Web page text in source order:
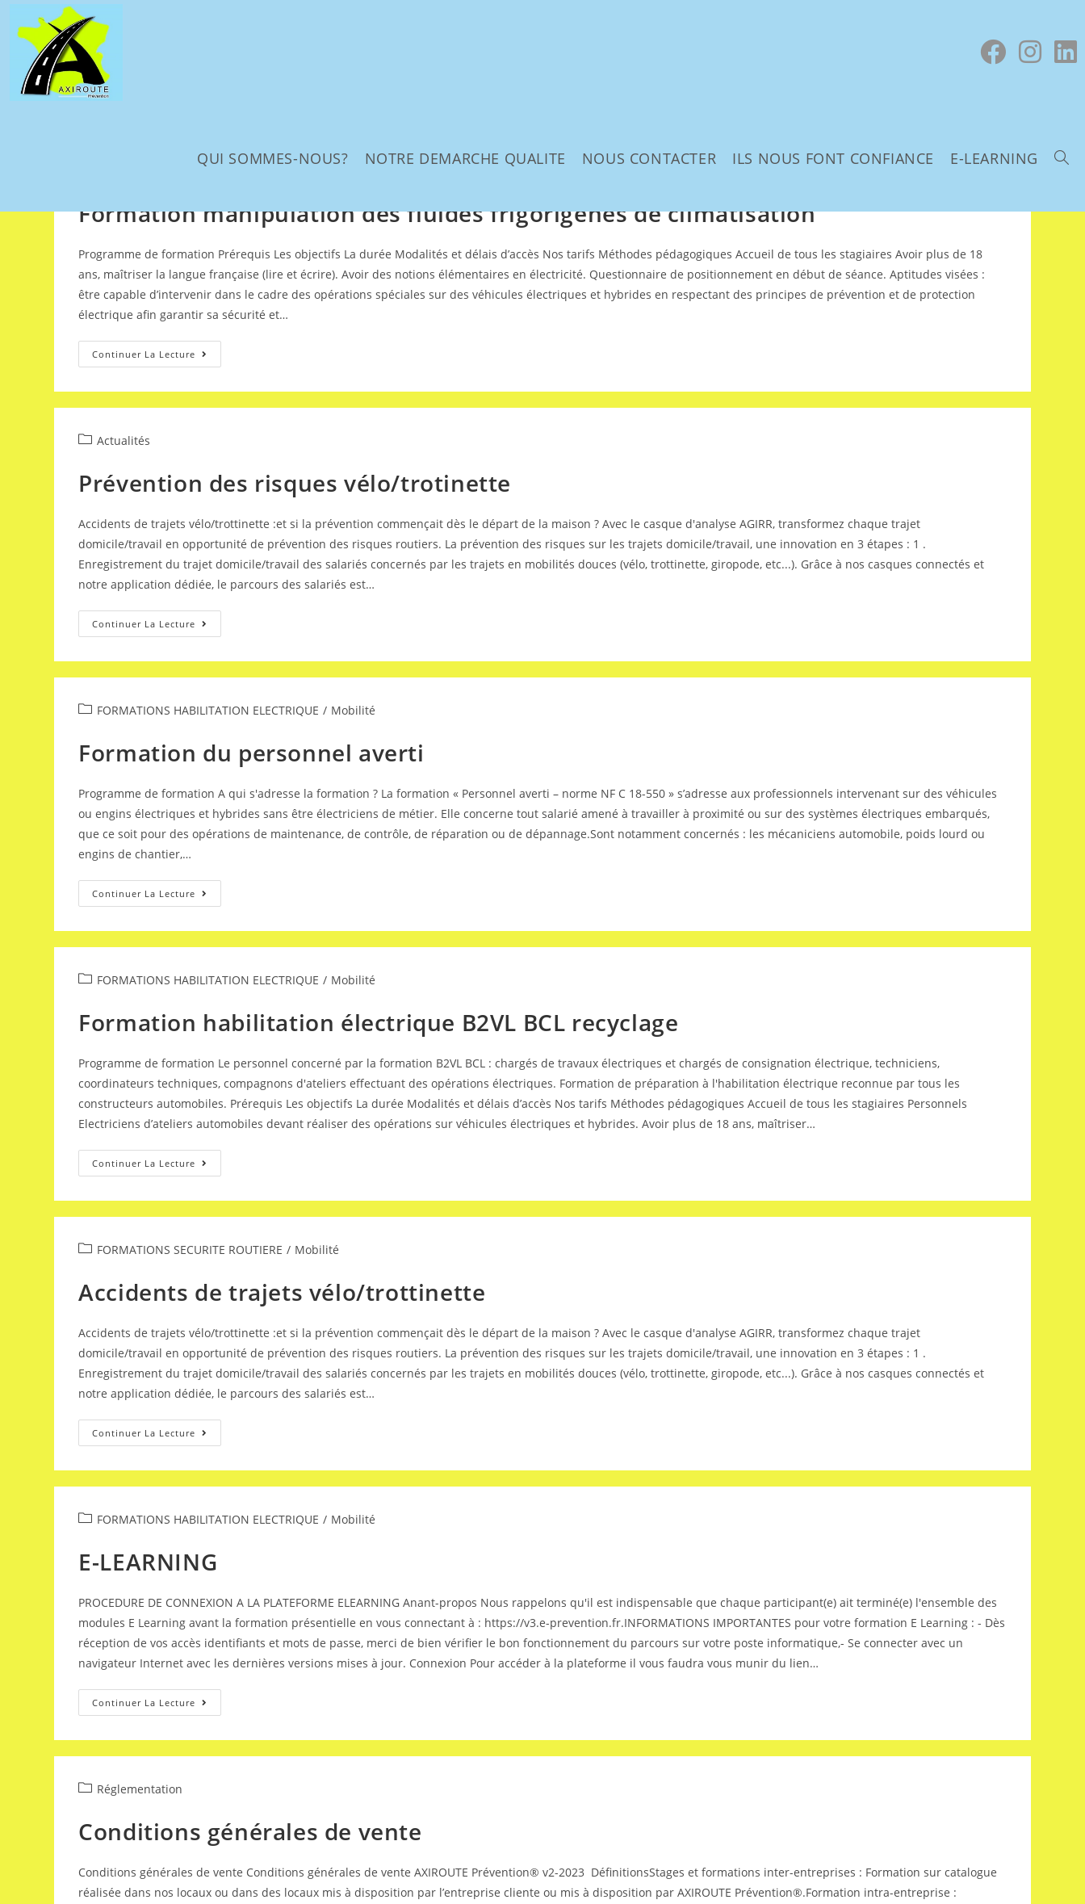
QUI SOMMES-NOUS? NOTRE DEMARCHE QUALITE NOUS CONTACTER ILS NOUS FONT CONFIANCE E-LEARNING
FORMATIONS HABILITATION ELECTRIQUE​
Formation manipulation des fluides frigorigènes de climatisation
Programme de formation Prérequis Les objectifs La durée Modalités et délais d’accès Nos tarifs Méthodes pédagogiques Accueil de tous les stagiaires Avoir plus de 18
ans, maîtriser la langue française (lire et écrire). Avoir des notions élémentaires en électricité. Questionnaire de positionnement en début de séance. Aptitudes visées :
être capable d’intervenir dans le cadre des opérations spéciales sur des véhicules électriques et hybrides en respectant des principes de prévention et de protection
électrique afin garantir sa sécurité et…
Continuer La Lecture
Actualités
Prévention des risques vélo/trotinette
Accidents de trajets vélo/trottinette :et si la prévention commençait dès le départ de la maison ? Avec le casque d'analyse AGIRR, transformez chaque trajet
domicile/travail en opportunité de prévention des risques routiers. La prévention des risques sur les trajets domicile/travail, une innovation en 3 étapes : 1 .
Enregistrement du trajet domicile/travail des salariés concernés par les trajets en mobilités douces (vélo, trottinette, giropode, etc...). Grâce à nos casques connectés et
notre application dédiée, le parcours des salariés est…
Continuer La Lecture
FORMATIONS HABILITATION ELECTRIQUE​ / Mobilité
Formation du personnel averti
Programme de formation A qui s'adresse la formation ? La formation « Personnel averti – norme NF C 18-550 » s’adresse aux professionnels intervenant sur des véhicules
ou engins électriques et hybrides sans être électriciens de métier. Elle concerne tout salarié amené à travailler à proximité ou sur des systèmes électriques embarqués,
que ce soit pour des opérations de maintenance, de contrôle, de réparation ou de dépannage.Sont notamment concernés : les mécaniciens automobile, poids lourd ou
engins de chantier,…
Continuer La Lecture
FORMATIONS HABILITATION ELECTRIQUE​ / Mobilité
Formation habilitation électrique B2VL BCL recyclage
Programme de formation Le personnel concerné par la formation B2VL BCL : chargés de travaux électriques et chargés de consignation électrique, techniciens,
coordinateurs techniques, compagnons d'ateliers effectuant des opérations électriques. Formation de préparation à l'habilitation électrique reconnue par tous les
constructeurs automobiles. Prérequis Les objectifs La durée Modalités et délais d’accès Nos tarifs Méthodes pédagogiques Accueil de tous les stagiaires Personnels
Electriciens d’ateliers automobiles devant réaliser des opérations sur véhicules électriques et hybrides. Avoir plus de 18 ans, maîtriser…
Continuer La Lecture
FORMATIONS SECURITE ROUTIERE / Mobilité
Accidents de trajets vélo/trottinette
Accidents de trajets vélo/trottinette :et si la prévention commençait dès le départ de la maison ? Avec le casque d'analyse AGIRR, transformez chaque trajet
domicile/travail en opportunité de prévention des risques routiers. La prévention des risques sur les trajets domicile/travail, une innovation en 3 étapes : 1 .
Enregistrement du trajet domicile/travail des salariés concernés par les trajets en mobilités douces (vélo, trottinette, giropode, etc...). Grâce à nos casques connectés et
notre application dédiée, le parcours des salariés est…
Continuer La Lecture
FORMATIONS HABILITATION ELECTRIQUE​ / Mobilité
E-LEARNING
PROCEDURE DE CONNEXION A LA PLATEFORME ELEARNING Anant-propos Nous rappelons qu'il est indispensable que chaque participant(e) ait terminé(e) l'ensemble des
modules E Learning avant la formation présentielle en vous connectant à : https://v3.e-prevention.fr.INFORMATIONS IMPORTANTES pour votre formation E Learning : - Dès
réception de vos accès identifiants et mots de passe, merci de bien vérifier le bon fonctionnement du parcours sur votre poste informatique,- Se connecter avec un
navigateur Internet avec les dernières versions mises à jour. Connexion Pour accéder à la plateforme il vous faudra vous munir du lien…
Continuer La Lecture
Réglementation
Conditions générales de vente
Conditions générales de vente Conditions générales de vente AXIROUTE Prévention® v2-2023 DéfinitionsStages et formations inter-entreprises : Formation sur catalogue
réalisée dans nos locaux ou dans des locaux mis à disposition par l’entreprise cliente ou mis à disposition par AXIROUTE Prévention®.Formation intra-entreprise :